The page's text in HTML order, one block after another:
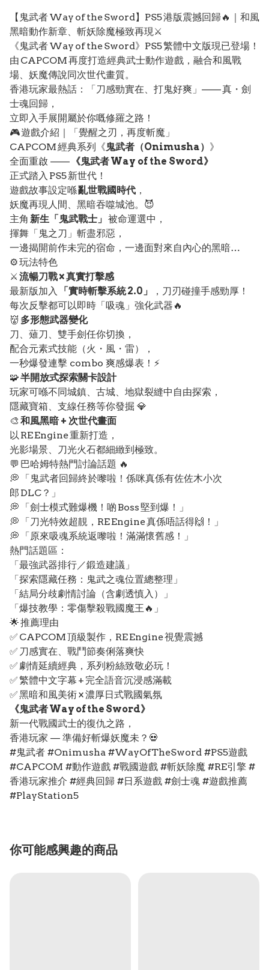
【鬼武者 Way of the Sword】PS5 港版震撼回歸🔥｜和風
黑暗動作新章、斬妖除魔極致再現⚔️
《鬼武者 Way of the Sword》PS5 繁體中文版現已登場！
由 CAPCOM 再度打造經典武士動作遊戲，融合和風戰
場、妖魔傳說同次世代畫質。
香港玩家最熱話：「刀感勁實在、打鬼好爽」—— 真・劍
士魂回歸，
立即入手展開屬於你嘅修羅之路！
🎮 遊戲介紹｜「覺醒之刃，再度斬魔」
CAPCOM 經典系列《鬼武者（Onimusha） 》
全面重啟 —— 《鬼武者 Way of the Sword》
正式踏入 PS5 新世代！
遊戲故事設定喺亂世戰國時代 ，
妖魔再現人間、黑暗吞噬城池。😈
主角 新生「鬼武戰士」 被命運選中，
揮舞「鬼之刀」斬盡邪惡，
一邊揭開前作未完的宿命，一邊面對來自內心的黑暗…
⚙️ 玩法特色
⚔️流暢刀戰 × 真實打擊感
最新版加入
「實時斬擊系統 2.0」
，刀刃碰撞手感勁厚！
每次反擊都可以即時「吸魂」強化武器🔥
👹 多形態武器變化
刀、薙刀、雙手劍任你切換，
配合元素式技能（火・風・雷），
一秒爆發連擊 combo 爽感爆表！⚡
🧩半開放式探索關卡設計
玩家可喺不同城鎮、古城、地獄裂縫中自由探索，
隱藏寶箱、支線任務等你發掘 💎
🎨 和風黑暗 + 次世代畫面
以 RE Engine 重新打造，
光影場景、刀光火石都細緻到極致。
💬 巴哈姆特熱門討論話題 🔥
💭 「鬼武者回歸終於嚟啦！係咪真係有佐佐木小次
郎 DLC？」
💭 「劍士模式難爆機！啲 Boss 堅到爆！」
💭 「刀光特效超靚，RE Engine 真係唔話得🙌！」
💭 「原來吸魂系統返嚟啦！滿滿懷舊感！」
熱門話題區：
「最強武器排行／鍛造建議」
「探索隱藏任務：鬼武之魂位置總整理」
「結局分歧劇情討論（含劇透慎入）」
「爆技教學：零傷擊殺戰國魔王🔥」
🌟 推薦理由
✅ CAPCOM 頂級製作，RE Engine 視覺震撼
✅ 刀感實在、戰鬥節奏俐落爽快
✅ 劇情延續經典，系列粉絲致敬必玩！
✅ 繁體中文字幕 + 完全語音沉浸感滿載
✅ 黑暗和風美術 × 濃厚日式戰國氣氛
《鬼武者 Way of the Sword》
新一代戰國武士的復仇之路，
香港玩家 — 準備好斬爆妖魔未？💀
#鬼武者 #Onimusha #WayOfTheSword #PS5遊戲
#CAPCOM #動作遊戲 #戰國遊戲 #斬妖除魔 #RE引擎 #
香港玩家推介 #經典回歸 #日系遊戲 #劍士魂 #遊戲推薦
#PlayStation5
你可能感興趣的商品